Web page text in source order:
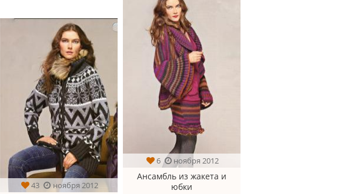
6 ноября 2012
Ансамбль из жакета и
юбки
43 ноября 2012